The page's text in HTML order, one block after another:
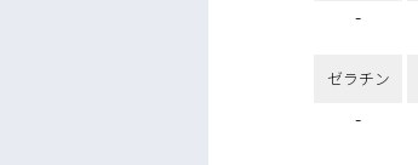
-
ゼラチン
-